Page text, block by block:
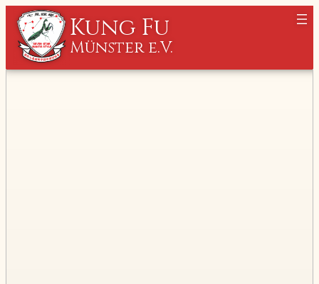
Kung Fu
Münster e.V.